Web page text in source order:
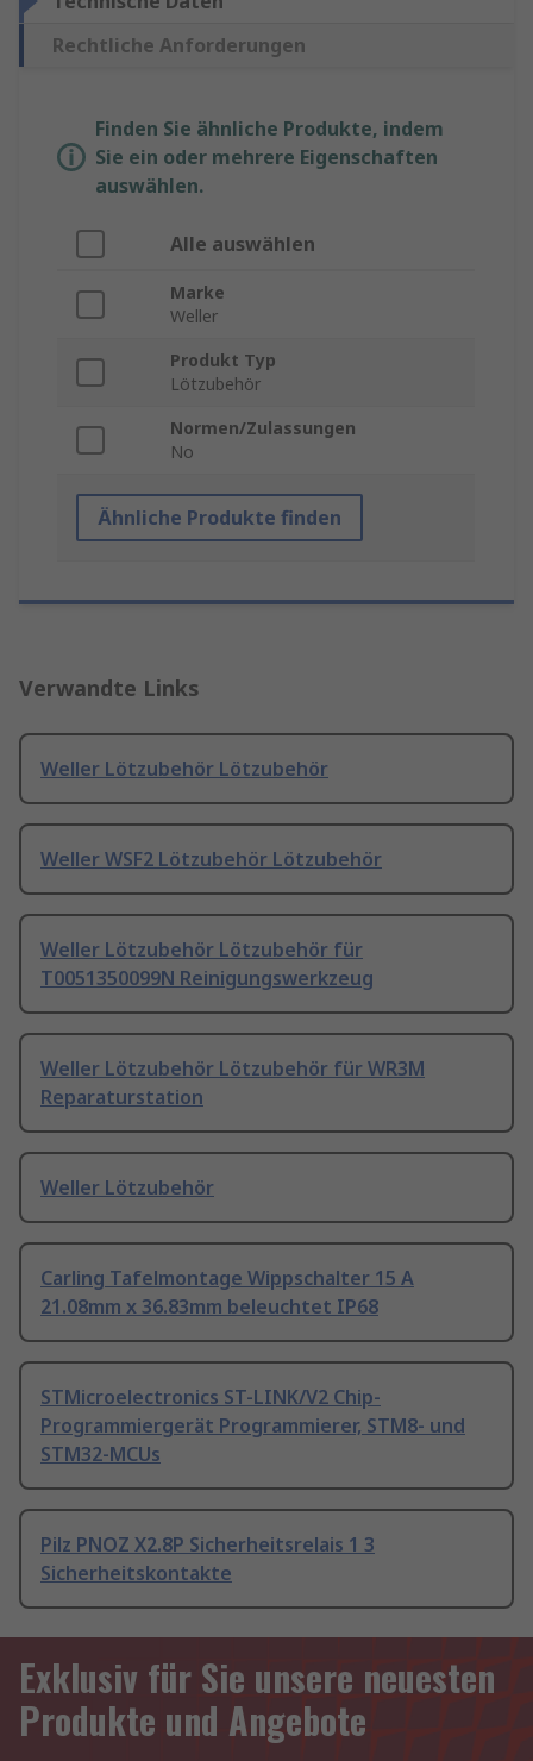
Rechtliche Anforderungen
Finden Sie ähnliche Produkte, indem
Sie ein oder mehrere Eigenschaften
auswählen.
Alle auswählen
Marke
Weller
Produkt Typ
Lötzubehör
Normen/Zulassungen
No
Ähnliche Produkte finden
Verwandte Links
Weller Lötzubehör Lötzubehör
Weller WSF2 Lötzubehör Lötzubehör
Weller Lötzubehör Lötzubehör für
T0051350099N Reinigungswerkzeug
Weller Lötzubehör Lötzubehör für WR3M
Reparaturstation
Weller Lötzubehör
Carling Tafelmontage Wippschalter 15 A
21.08mm x 36.83mm beleuchtet IP68
STMicroelectronics ST-LINK/V2 Chip-
Programmiergerät Programmierer, STM8- und
STM32-MCUs
Pilz PNOZ X2.8P Sicherheitsrelais 1 3
Sicherheitskontakte
Exklusiv für Sie unsere neuesten
Produkte und Angebote